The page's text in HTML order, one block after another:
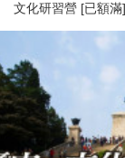
文化研習營 [已額滿]